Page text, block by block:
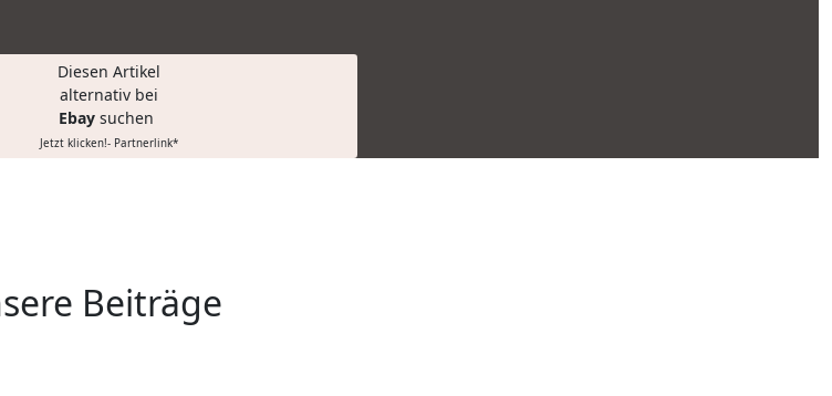
Diesen Artikel
alternativ bei
Ebay suchen
Jetzt klicken!- Partnerlink*
Beiträge